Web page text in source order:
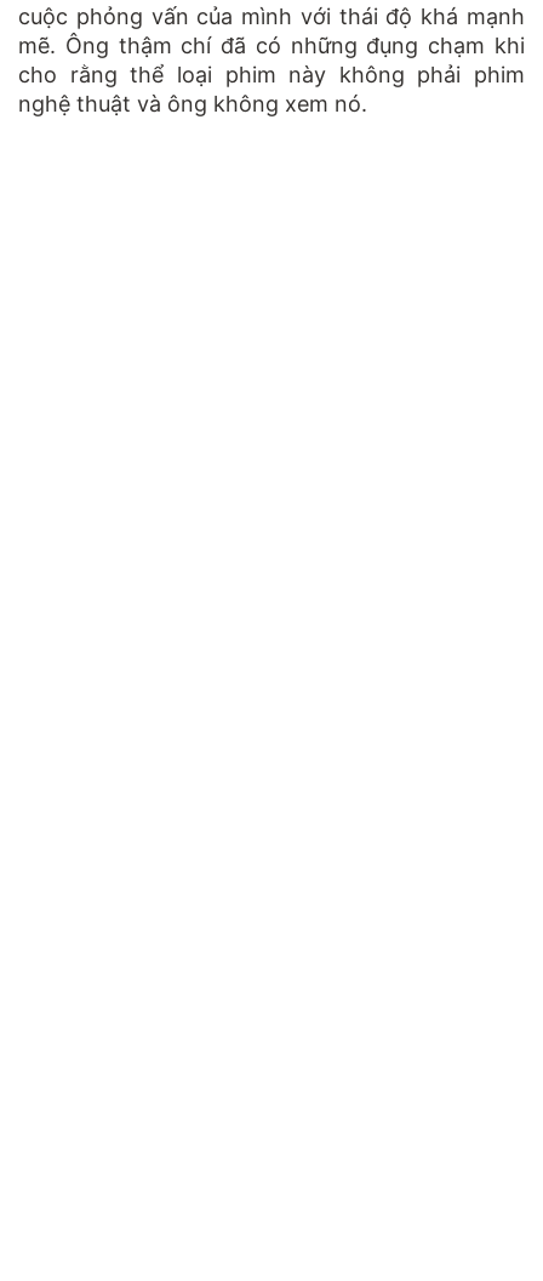
cuộc phỏng vấn của mình với thái độ khá mạnh
mẽ. Ông thậm chí đã có những đụng chạm khi
cho rằng thể loại phim này không phải phim
nghệ thuật và ông không xem nó.